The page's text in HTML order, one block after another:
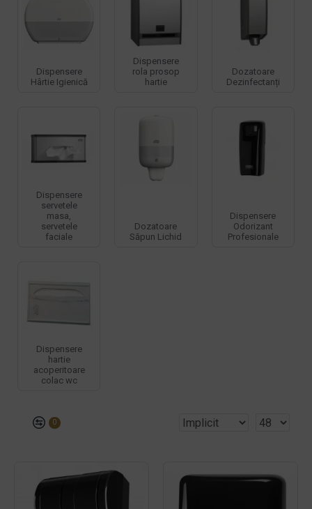
Dispensere
Hârtie Igienică
Dispensere
rola prosop
hartie
Dozatoare
Dezinfectanți
Dispensere
servetele
masa,
servetele
faciale
Dozatoare
Săpun Lichid
Dispensere
Odorizant
Profesionale
Dispensere
hartie
acoperitoare
colac wc
0